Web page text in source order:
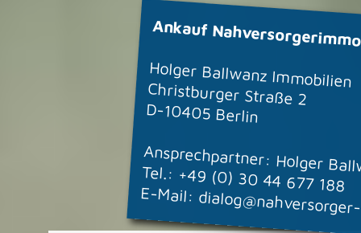
Ankauf
Holger Ballwanz Immobilien
Christburger Straße 2
D-10405 Berlin
Ansprechpartner: Holger
Tel.: +49 (0) 30 44 677 188
E-Mail: